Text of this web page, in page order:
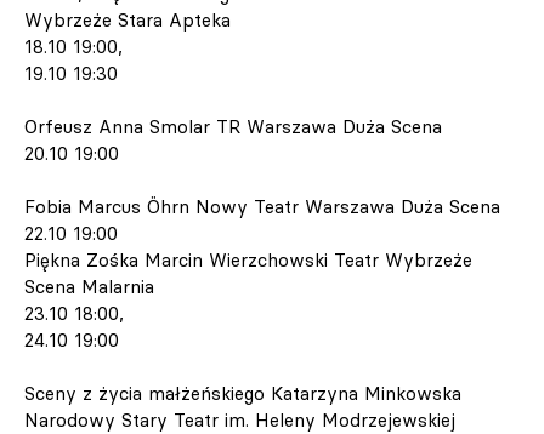
Wybrzeże Stara Apteka
18.10 19:00,
19.10 19:30
Orfeusz Anna Smolar TR Warszawa Duża Scena
20.10 19:00
Fobia Marcus Öhrn Nowy Teatr Warszawa Duża Scena
22.10 19:00
Piękna Zośka Marcin Wierzchowski Teatr Wybrzeże
Scena Malarnia
23.10 18:00,
24.10 19:00
Sceny z życia małżeńskiego Katarzyna Minkowska
Narodowy Stary Teatr im. Heleny Modrzejewskiej